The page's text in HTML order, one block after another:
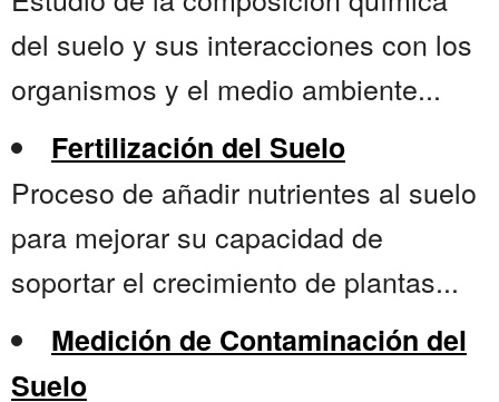
del suelo y sus interacciones con los
organismos y el medio ambiente...
Fertilización del Suelo
Proceso de añadir nutrientes al suelo
para mejorar su capacidad de
soportar el crecimiento de plantas...
Medición de Contaminación del
Suelo